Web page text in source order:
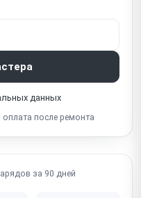
данных
оплата после ремонта
за 90 дней